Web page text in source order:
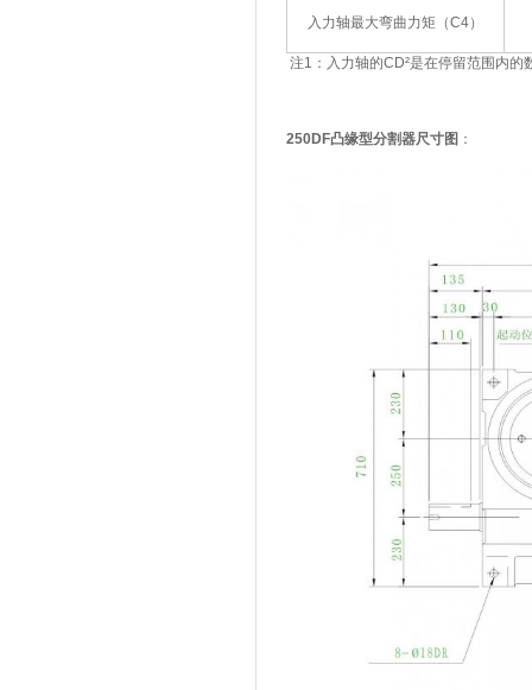
入力轴最大弯曲力矩（C4）
注1：入力轴的CD²是在停留范围
250DF凸缘型分割器尺寸图 ：